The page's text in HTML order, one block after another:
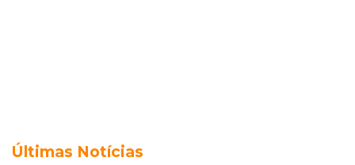
Últimas Notícias